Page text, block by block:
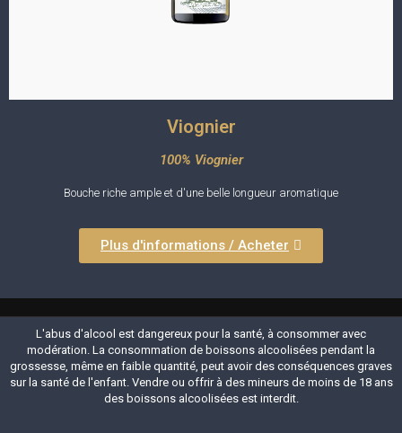
Viognier
100% Viognier
Bouche riche ample et d'une belle longueur aromatique
Plus d'informations / Acheter
L'abus d'alcool est dangereux pour la santé, à consommer avec
modération. La consommation de boissons alcoolisées pendant la
grossesse, même en faible quantité, peut avoir des conséquences graves
sur la santé de l'enfant. Vendre ou offrir à des mineurs de moins de 18 ans
des boissons alcoolisées est interdit.